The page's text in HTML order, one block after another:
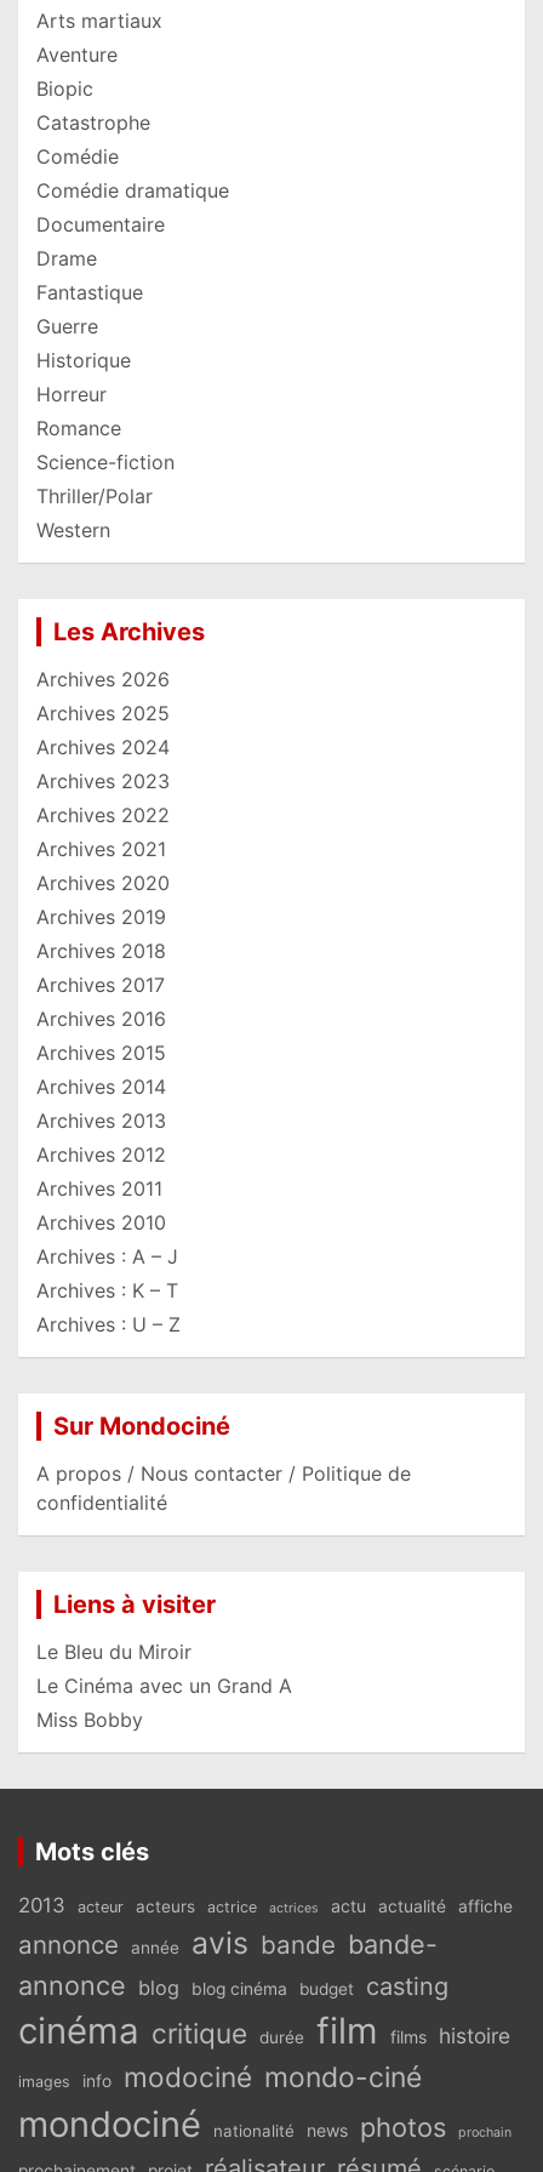
Arts martiaux
Aventure
Biopic
Catastrophe
Comédie
Comédie dramatique
Documentaire
Drame
Fantastique
Guerre
Historique
Horreur
Romance
Science-fiction
Thriller/Polar
Western
Les Archives
Archives 2026
Archives 2025
Archives 2024
Archives 2023
Archives 2022
Archives 2021
Archives 2020
Archives 2019
Archives 2018
Archives 2017
Archives 2016
Archives 2015
Archives 2014
Archives 2013
Archives 2012
Archives 2011
Archives 2010
Archives : A – J
Archives : K – T
Archives : U – Z
Sur Mondociné
A propos / Nous contacter / Politique de
confidentialité
Liens à visiter
Le Bleu du Miroir
Le Cinéma avec un Grand A
Miss Bobby
Mots clés
2013 acteur acteurs actrice actrices actu actualité affiche
annonce année avis bande bande-
annonce blog blog cinéma budget casting
cinéma critique durée film films histoire
images info modociné mondo-ciné
mondociné nationalité news photos prochain